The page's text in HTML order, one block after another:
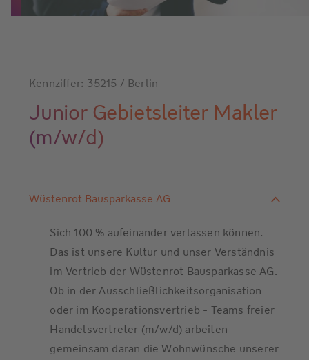
Kennziffer: 35215 / Berlin
Junior Gebietsleiter Makler
(m/w/d)
Wüstenrot Bausparkasse AG
Sich 100 % aufeinander verlassen können.
Das ist unsere Kultur und unser Verständnis
im Vertrieb der Wüstenrot Bausparkasse AG.
Ob in der Ausschließlichkeitsorganisation
oder im Kooperationsvertrieb - Teams freier
Handelsvertreter (m/w/d) arbeiten
gemeinsam daran die Wohnwünsche unserer